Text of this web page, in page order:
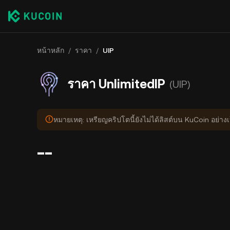
หน้าหลัก / ราคา / UIP
ราคา UnlimitedIP (UIP)
หมายเหตุ: เหรียญคริปโตนี้ยังไม่ได้ลิสต์บน KuCoin อย่าง
--